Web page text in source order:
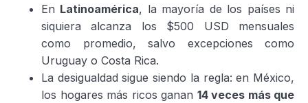
En Latinoamérica, la mayoría de los países ni
siquiera alcanza los $500 USD mensuales
como promedio, salvo excepciones como
Uruguay o Costa Rica.
La desigualdad sigue siendo la regla: en México,
los hogares más ricos ganan 14 veces más que